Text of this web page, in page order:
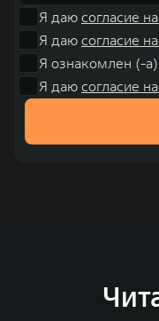
Я даю согласие
Я даю согласие
Я ознакомлен (-а)
Я даю согласие